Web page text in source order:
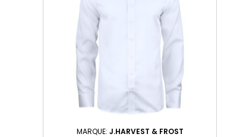
MARQUE: J.HARVEST & FROST